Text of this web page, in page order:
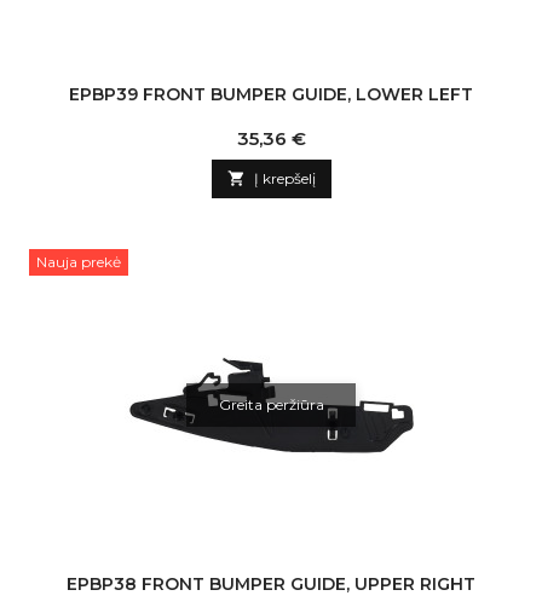
EPBP39 FRONT BUMPER GUIDE, LOWER LEFT
Kaina
35,36 €
 Į krepšelį
Nauja prekė
Greita peržiūra
EPBP38 FRONT BUMPER GUIDE, UPPER RIGHT